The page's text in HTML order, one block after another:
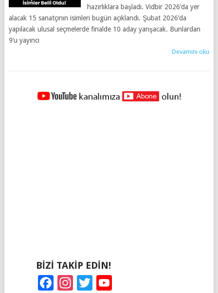
hazırlıklara başladı. Vidbir 2026’da yer
alacak 15 sanatçının isimleri bugün açıklandı. Şubat 2026’da
yapılacak ulusal seçmelerde finalde 10 aday yarışacak. Bunlardan
9’u yayıncı
Devamını oku
YAZILAR
BIZI TAKIP EDIN!
Facebook
Instagram
Twitter